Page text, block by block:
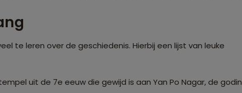
te leren over de geschiedenis. Hierbij een lijst van leuke
uit de 7e eeuw die gewijd is aan Yan Po Nagar, de godin